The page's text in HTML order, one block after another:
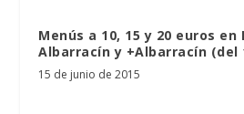
Menús a 10, 15 y 20 euros en
Albarracín y +Albarracín (del
15 de junio de 2015